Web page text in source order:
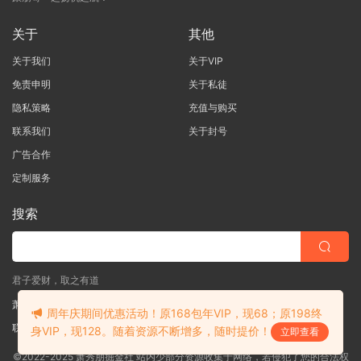
关于
关于我们
免责申明
隐私策略
联系我们
广告合作
定制服务
其他
关于VIP
关于私徒
充值与购买
关于封号
搜索
君子爱财，取之有道
萧秀朋掘金社
联系客服(说明需求，勿问在否)
©2022-2025 萧秀朋掘金社 站内少部分资源收集于网络，若侵犯了您的合法权
周年庆期间优惠活动！原168包年VIP，现68；原198终
身VIP，现128。随着资源不断增多，随时提价！
立即查看